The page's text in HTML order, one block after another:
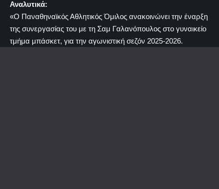
Αναλυτικά:
«Ο Παναθηναϊκός Αθλητικός Όμιλος ανακοινώνει την έναρξη
της συνεργασίας του με τη Σαμ Γαλανόπουλος στο γυναικείο
τμήμα μπάσκετ, για την αγωνιστική σεζόν 2025-2026.